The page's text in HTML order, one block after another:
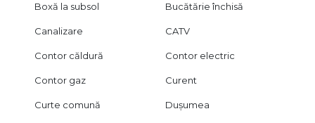
Boxă la subsol Bucătărie închisă
Canalizare CATV
Contor căldură Contor electric
Contor gaz Curent
Curte comună Dușumea